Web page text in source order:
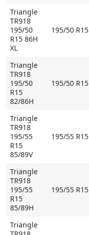
Triangle
TR918
195/50
R15 86H
XL
195/50 R15
Triangle
TR918
195/50
R15
82/86H
195/50 R15
Triangle
TR918
195/55
R15
85/89V
195/55 R15
Triangle
TR918
195/55
R15
85/89H
195/55 R15
Triangle